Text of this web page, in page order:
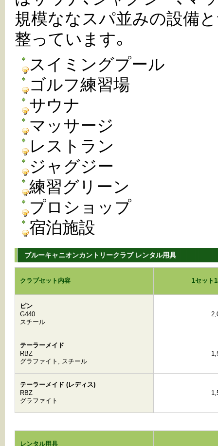
規模ななスパ並みの設備
整っています。
スイミングプール
ゴルフ練習場
サウナ
マッサージ
レストラン
ジャグジー
練習グリーン
プロショップ
宿泊施設
ブルーキャニオンカントリークラブ レンタル用具
クラブセット内容 1セット
ピン
G440
スチール
テーラーメイド
RBZ
グラファイト, スチール
テーラーメイド (レディス)
RBZ
グラファイト
レンタル用具